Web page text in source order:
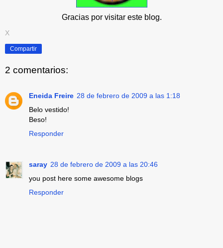
Gracias por visitar este blog.
X
Compartir
2 comentarios:
Eneida Freire 28 de febrero de 2009 a las 1:18
Belo vestido!
Beso!
Responder
saray 28 de febrero de 2009 a las 20:46
you post here some awesome blogs
Responder